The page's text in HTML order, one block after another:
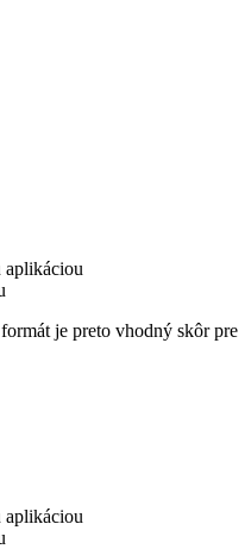
aplikáciou
je preto vhodný skôr pre
aplikáciou